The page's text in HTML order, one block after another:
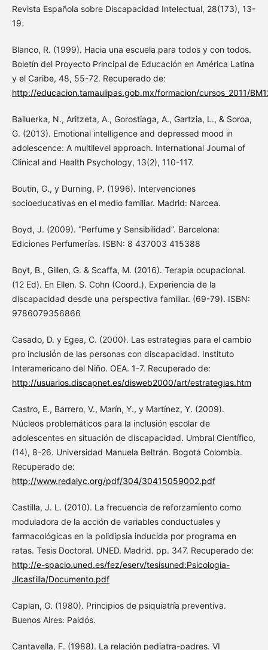
Revista Española sobre Discapacidad Intelectual, 28(173), 13-
19.
Blanco, R. (1999). Hacia una escuela para todos y con todos.
Boletín del Proyecto Principal de Educación en América Latina
y el Caribe, 48, 55-72. Recuperado de:
http://educacion.tamaulipas.gob.mx/formacion/cursos_2011/
Balluerka, N., Aritzeta, A., Gorostiaga, A., Gartzia, L., & Soroa,
G. (2013). Emotional intelligence and depressed mood in
adolescence: A multilevel approach. International Journal of
Clinical and Health Psychology, 13(2), 110-117.
Boutin, G., y Durning, P. (1996). Intervenciones
socioeducativas en el medio familiar. Madrid: Narcea.
Boyd, J. (2009). “Perfume y Sensibilidad”. Barcelona:
Ediciones Perfumerías. ISBN: 8 437003 415388
Boyt, B., Gillen, G. & Scaffa, M. (2016). Terapia ocupacional.
(12 Ed). En Ellen. S. Cohn (Coord.). Experiencia de la
discapacidad desde una perspectiva familiar. (69-79). ISBN:
9786079356866
Casado, D. y Egea, C. (2000). Las estrategias para el cambio
pro inclusión de las personas con discapacidad. Instituto
Interamericano del Niño. OEA. 1-7. Recuperado de:
http://usuarios.discapnet.es/disweb2000/art/estrategias.htm
Castro, E., Barrero, V., Marín, Y., y Martínez, Y. (2009).
Núcleos problemáticos para la inclusión escolar de
adolescentes en situación de discapacidad. Umbral Científico,
(14), 8-26. Universidad Manuela Beltrán. Bogotá Colombia.
Recuperado de:
http://www.redalyc.org/pdf/304/30415059002.pdf
Castilla, J. L. (2010). La frecuencia de reforzamiento como
moduladora de la acción de variables conductuales y
farmacológicas en la polidipsia inducida por programa en
ratas. Tesis Doctoral. UNED. Madrid. pp. 347. Recuperado de:
http://e-spacio.uned.es/fez/eserv/tesisuned:Psicologia-
Jlcastilla/Documento.pdf
Caplan, G. (1980). Principios de psiquiatría preventiva.
Buenos Aires: Paidós.
Cantavella, F. (1988). La relación pediatra-padres. VI